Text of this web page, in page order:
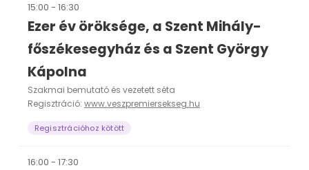
15:00 - 16:30
Ezer év öröksége, a Szent Mihály-
főszékesegyház és a Szent György
Kápolna
Szakmai bemutató és vezetett séta
Regisztráció: www.veszpremiersekseg.hu
Regisztrációhoz kötött
16:00 - 17:30